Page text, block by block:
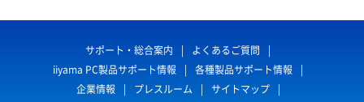
サポート・総合案内
よくあるご質問
iiyama PC製品サポート情報
各種製品サポート情報
企業情報
プレスルーム
サイトマップ